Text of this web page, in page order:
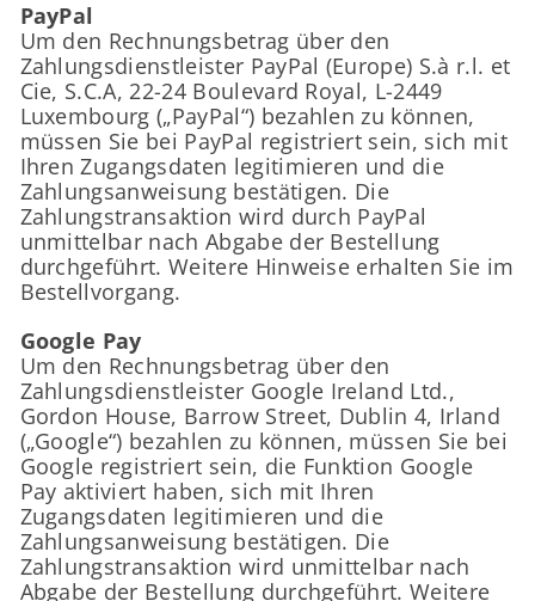
PayPal
Um den Rechnungsbetrag über den
Zahlungsdienstleister PayPal (Europe) S.à r.l. et
Cie, S.C.A, 22-24 Boulevard Royal, L-2449
Luxembourg („PayPal“) bezahlen zu können,
müssen Sie bei PayPal registriert sein, sich mit
Ihren Zugangsdaten legitimieren und die
Zahlungsanweisung bestätigen. Die
Zahlungstransaktion wird durch PayPal
unmittelbar nach Abgabe der Bestellung
durchgeführt. Weitere Hinweise erhalten Sie im
Bestellvorgang.
Google Pay
Um den Rechnungsbetrag über den
Zahlungsdienstleister Google Ireland Ltd.,
Gordon House, Barrow Street, Dublin 4, Irland
(„Google“) bezahlen zu können, müssen Sie bei
Google registriert sein, die Funktion Google
Pay aktiviert haben, sich mit Ihren
Zugangsdaten legitimieren und die
Zahlungsanweisung bestätigen. Die
Zahlungstransaktion wird unmittelbar nach
Abgabe der Bestellung durchgeführt. Weitere